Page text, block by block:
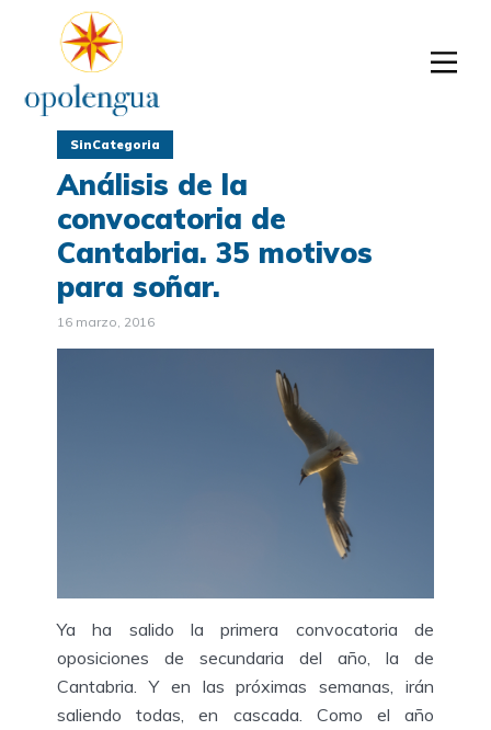
SinCategoria
Análisis de la
convocatoria de
Cantabria. 35 motivos
para soñar.
16 marzo, 2016
Ya ha salido la primera convocatoria de
oposiciones de secundaria del año, la de
Cantabria. Y en las próximas semanas, irán
saliendo todas, en cascada. Como el año